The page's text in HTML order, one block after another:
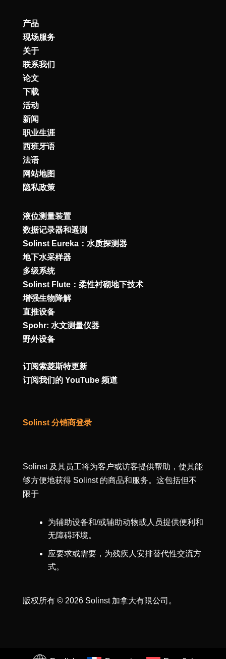
产品
现场服务
关于
联系我们
论文
下载
活动
新闻
职业生涯
西班牙语
法语
网站地图
隐私政策
液位测量装置
数据记录器和遥测
Solinst Eureka：水质探测器
地下水采样器
多级系统
Solinst Flute：柔性衬砌地下技术
增强生物降解
直推设备
Spohr: 水文测量仪器
野外设备
订阅索菱斯特更新
订阅我们的 YouTube 频道
Solinst 分销商登录
Solinst 及其员工将为客户或访客提供帮助，使其能
够方便地获得 Solinst 的商品和服务。这包括但不
限于
为辅助设备和/或辅助动物或人员提供便利和
无障碍环境。
应要求或需要，为残疾人安排替代性交流方
式。
版权所有 © 2026 Solinst 加拿大有限公司。